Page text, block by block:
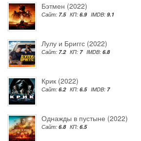
Бэтмен (2022)
Сайт: 7.5 КП: 6.9 IMDB: 9.1
Лулу и Бриггс (2022)
Сайт: 7.2 КП: 7 IMDB: 6.8
Крик (2022)
Сайт: 6.2 КП: 6.5 IMDB: 7
Однажды в пустыне (2022)
Сайт: 6.8 КП: 6.5